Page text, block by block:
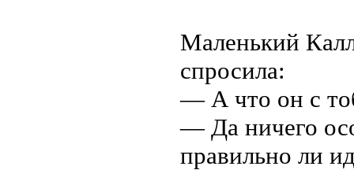
Маленький
спросила:
— А что он с
— Да ничего
правильно ли